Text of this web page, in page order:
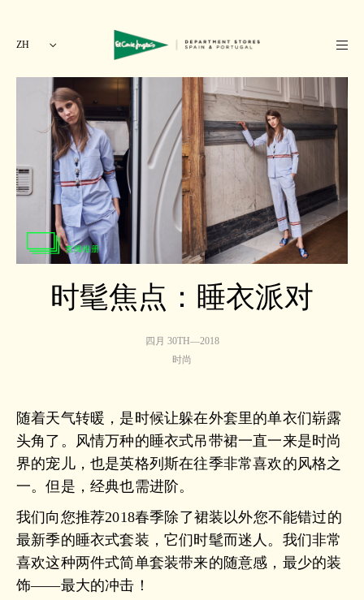
ZH
查阅相册
时髦焦点：睡衣派对
四月 30TH—2018
时尚
随着天气转暖，是时候让躲在外套里的单衣们崭露
头角了。风情万种的睡衣式吊带裙一直一来是时尚
界的宠儿，也是英格列斯在往季非常喜欢的风格之
一。但是，经典也需进阶。
我们向您推荐2018春季除了裙装以外您不能错过的
最新季的睡衣式套装，它们时髦而迷人。我们非常
喜欢这种两件式简单套装带来的随意感，最少的装
饰——最大的冲击！